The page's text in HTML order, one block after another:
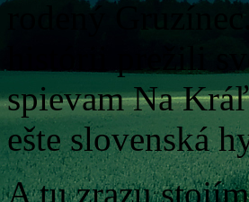
rodený
histórii prežili
spievam Na
ešte slovenská
A tu zrazu